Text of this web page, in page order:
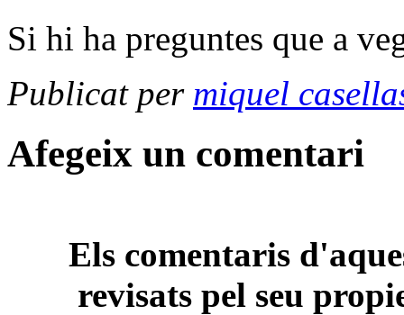
Si hi ha preguntes que a
Publicat per miquel
Afegeix un comentari
Els comentaris
revisats pel seu